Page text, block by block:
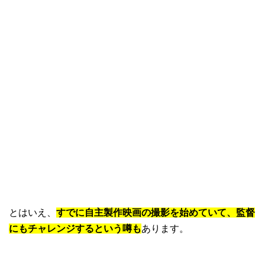
とはいえ、 すでに自主製作映画の撮影を始めていて、監督
にもチャレンジするという噂もあります。